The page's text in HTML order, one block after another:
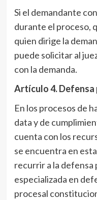
Si el demandante
durante el proceso,
quien dirige la
puede solicitar al
con la demanda.
Artículo 4. Defensa
En los procesos de
data y de
cuenta con los
se encuentra en
recurrir a la defensa
especializada en
procesal